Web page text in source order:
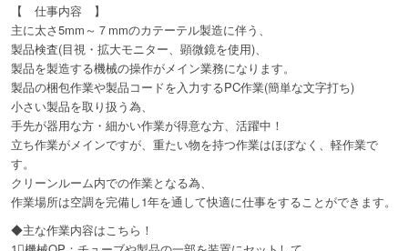
【 仕事内容 】
主に太さ5mm～７mmのカテーテル製造に伴う、
製品検査(目視・拡大モニター、顕微鏡を使用)、
製品を製造する機械の操作がメイン業務になります。
製品の梱包作業や製品コードを入力するPC作業(簡単な文字打ち)
小さい製品を取り扱う為、
手先が器用な方・細かい作業が得意な方、活躍中！
立ち作業がメインですが、重たい物を持つ作業はほぼなく、軽作業で
す。
クリーンルーム内での作業となる為、
作業場所は空調を完備し1年を通して快適に仕事をすることができます。
◆主な作業内容はこちら！